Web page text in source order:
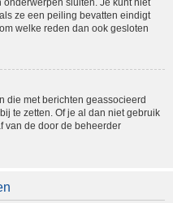
sluiten. Je kunt niet
ze een peiling bevatten eindigt
welke reden dan ook gesloten
die met berichten geassocieerd
te zetten. Of je al dan niet gebruik
van de door de beheerder